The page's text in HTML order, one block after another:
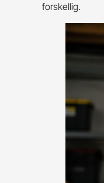
forskellig.